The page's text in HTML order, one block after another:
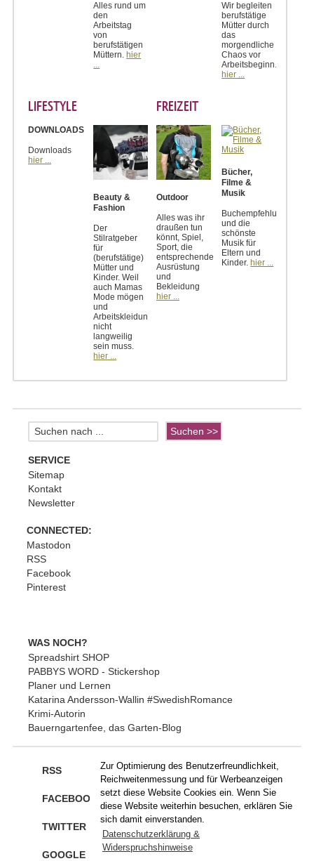
Zur Optimierung des Benutzerfreundlichkeit,
Reichweitenmessung und für Werbeanzeigen
setzt diese Website Cookies ein. Wenn Sie
diese Website weiterhin besuchen, erklären Sie
sich damit einverstanden.
Datenschutzerklärung &
Widerspruchshinweise
Alles rund um
den
Arbeitstag
von
berufstätigen
Müttern. hier
...
Wir begleiten
berufstätige
Mütter durch
das
morgendliche
Chaos vor
Arbeitsbeginn.
hier ...
LIFESTYLE
DOWNLOADS
Downloads
hier ...
Beauty &
Fashion
Der
Stilratgeber
für
(berufstätige)
Mütter und
Kinder. Weil
auch Mamas
Mode mögen
und
Arbeitskleidung
nicht
langweilig
sein muss.
hier ...
FREIZEIT
Outdoor
Alles was ihr
draußen tun
könnt, Spiel,
Sport, die
entsprechende
Ausrüstung
und
Bekleidung
hier ...
Bücher,
Filme &
Musik
Buchempfehlungen
und die
schönste
Musik für
Eltern und
Kinder. hier ...
SERVICE
Sitemap
Kontakt
Newsletter
CONNECTED:
Mastodon
RSS
Facebook
Pinterest
WAS NOCH?
Spreadshirt SHOP
PABBYS WORD - Stickershop
Planer und Lernen
Katarina Andersson-Wallin #SwedishRomance
Krimi-Autorin
Bauerngartenfee, das Garten-Blog
RSS
FACEBOOK
TWITTER
GOOGLE